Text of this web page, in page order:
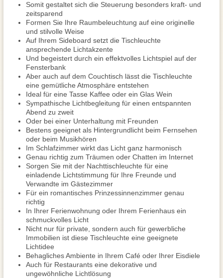
Somit gestaltet sich die Steuerung besonders kraft- und
zeitsparend
Formen Sie Ihre Raumbeleuchtung auf eine originelle
und stilvolle Weise
Auf Ihrem Sideboard setzt die Tischleuchte
ansprechende Lichtakzente
Und begeistert durch ein effektvolles Lichtspiel auf der
Fensterbank
Aber auch auf dem Couchtisch lässt die Tischleuchte
eine gemütliche Atmosphäre entstehen
Ideal für eine Tasse Kaffee oder ein Glas Wein
Sympathische Lichtbegleitung für einen entspannten
Abend zu zweit
Oder bei einer Unterhaltung mit Freunden
Bestens geeignet als Hintergrundlicht beim Fernsehen
oder beim Musikhören
Im Schlafzimmer wirkt das Licht ganz harmonisch
Genau richtig zum Träumen oder Chatten im Internet
Sorgen Sie mit der Nachttischleuchte für eine
einladende Lichtstimmung für Ihre Freunde und
Verwandte im Gästezimmer
Für ein romantisches Prinzessinnenzimmer genau
richtig
In Ihrer Ferienwohnung oder Ihrem Ferienhaus ein
schmuckvolles Licht
Nicht nur für private, sondern auch für gewerbliche
Immobilien ist diese Tischleuchte eine geeignete
Lichtidee
Behagliches Ambiente in Ihrem Café oder Ihrer Eisdiele
Auch für Restaurants eine dekorative und
ungewöhnliche Lichtlösung